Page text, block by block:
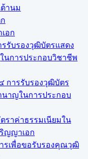
านม
อก
รรับรองวุฒิบัตรแสดง
นการประกอบวิชาชีพ
การรับรองวุฒิบัตร
าญในการประกอบ
ราค่าธรรมเนียมใน
ญญาเอก
รเพื่อขอรับรองคุณวุฒิ